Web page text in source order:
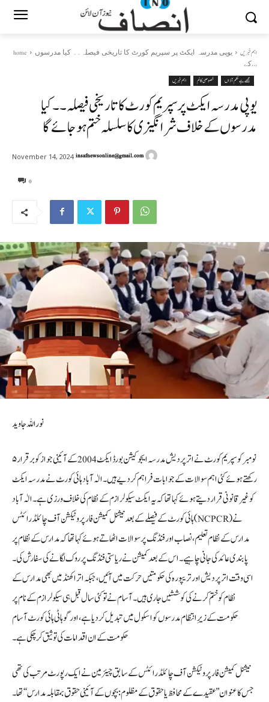
home اہم خبریں
یوپی مدرسہ ایکٹ پر سپریم کورٹ کا تاریخی فیصلہ۔۔ کیا مدرسوں
کے...
اہم خبریں خصوصی کالم مجھے ہے حکم آذاں
یوپی مدرسہ ایکٹ پر سپریم کورٹ کا تاریخی فیصلہ۔۔ کیا
مدرسوں کے خلاف شرانگیزی کا سلسلہ ختم ہوجائے گا
0
November 14, 2024 insafnewsonline@gmail.com
نوراللہ جاوید
۵ نومبر کو سپریم کورٹ نے اتر پردیش مدرسہ ایجوکیشن بورڈ ایکٹ 2004 کے آئینی جواز کو برقرار
رکھتے ہوئے کئی اہم سوالات کے جوابات فراہم کر دیے ہیں۔ الٰہ آباد ہائی کورٹ نے مدرسہ ایکٹ
کو غیر قانونی قرار دیتے ہوئے کہا تھا کہ یہ ایکٹ سیکولرازم کے نظام کی خلاف ورزی ہے۔ الٰہ آباد
ہائی کورٹ کے فیصلے کے بعد نیشنل کمیشن فار پروٹیکشن آف چائلڈ رائٹس (NCPCR) نے
مدارس کے نظام تعلیم، نصاب اور فنڈنگ پر سوالات اٹھاتے ہوئے کہا تھا کہ مدارس کے نظام پر
پابندی عائد کی جانی چاہیے۔ اس کے بعد کمیشن نے ریاستی فنڈنگ پر روک لگانے کی سفارش کی۔
اسی وقت اتر پردیش اور تریپورہ کی حکومتیں حرکت میں آئیں، جبکہ اتراکھنڈ میں بھی مدارس کے
نظام کو ختم کرنے کی کوششیں جاری ہیں۔ آسام نے تو کئی سال قبل ہی سیکولرازم کے نام پر
حکومت کے زیرِ انتظام مدرسوں کو اسکول میں تبدیل کر دیا ہے، اور گوہاٹی ہائی کورٹ آسام
حکومت کے ان اقدامات کی توثیق کر چکی ہے۔
نیشنل کمیشن فار پروٹیکشن آف چائلڈ رائٹس کے سابق چیئرمین نے ایک رپورٹ مرتب کی تھی
جس کا عنوان ’’عقیدے کے محافظ یا حقوق کے مظلوم: بچوں کے آئینی حقوق بمقابلہ مدارس‘‘ تھا۔